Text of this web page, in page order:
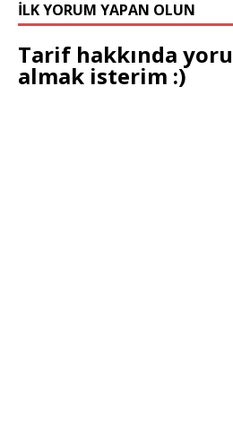
İLK YORUM YAPAN OLUN
Tarif hakkında
almak isterim :)